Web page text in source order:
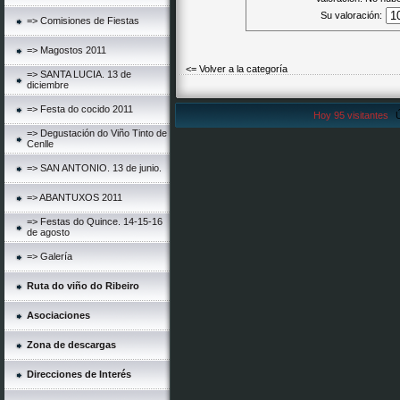
=> Comisiones de Fiestas
=> Magostos 2011
=> SANTA LUCIA. 13 de
diciembre
=> Festa do cocido 2011
=> Degustación do Viño Tinto de
Cenlle
=> SAN ANTONIO. 13 de junio.
=> ABANTUXOS 2011
=> Festas do Quince. 14-15-16
de agosto
=> Galería
Ruta do viño do Ribeiro
Asociaciones
Zona de descargas
Direcciones de Interés
Su valoración:
<= Volver a la categoría
Hoy 95 visitantes